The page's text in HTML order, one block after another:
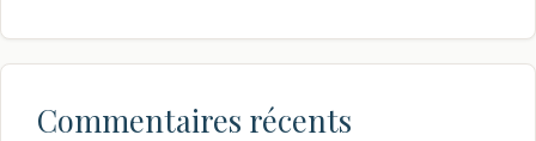
Commentaires récents